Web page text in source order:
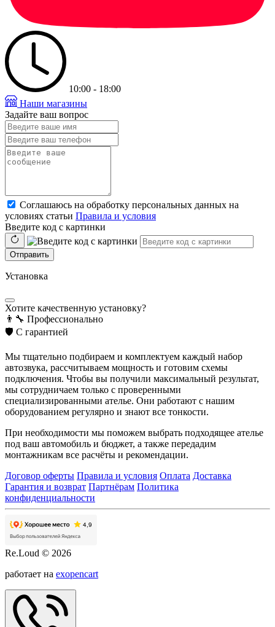
10:00 - 18:00
Наши магазины
Задайте ваш вопрос
Соглашаюсь на обработку персональных данных на
условиях статьи Правила и условия
Введите код с картинки
Отправить
Установка
Хотите качественную установку?
👨‍🔧 Профессионально
🛡️ С гарантией
Мы тщательно подбираем и комплектуем каждый набор
автозвука, рассчитываем мощность и готовим схемы
подключения. Чтобы вы получили максимальный результат,
мы сотрудничаем только с проверенными
специализированными ателье. Они работают с нашим
оборудованием регулярно и знают все тонкости.
При необходимости мы поможем выбрать подходящее ателье
под ваш автомобиль и бюджет, а также передадим
монтажникам все расчёты и рекомендации.
Договор оферты Правила и условия Оплата Доставка
Гарантия и возврат Партнёрам Политика
конфиденциальности
Re.Loud © 2026
работает на exopencart